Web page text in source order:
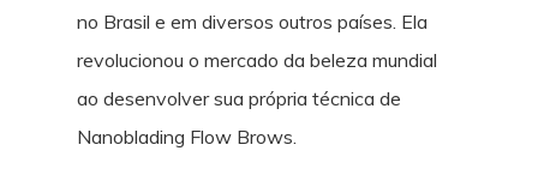
no Brasil e em diversos outros países. Ela
revolucionou o mercado da beleza mundial
ao desenvolver sua própria técnica de
Nanoblading Flow Brows.